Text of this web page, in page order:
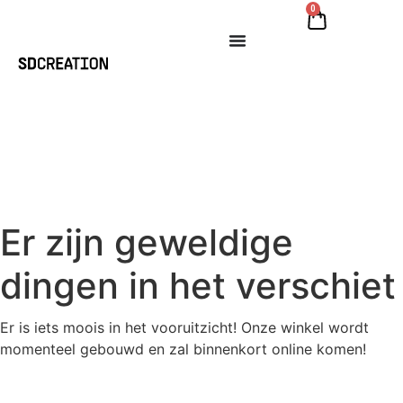
0
Er zijn geweldige
dingen in het verschiet
Er is iets moois in het vooruitzicht! Onze winkel wordt
momenteel gebouwd en zal binnenkort online komen!